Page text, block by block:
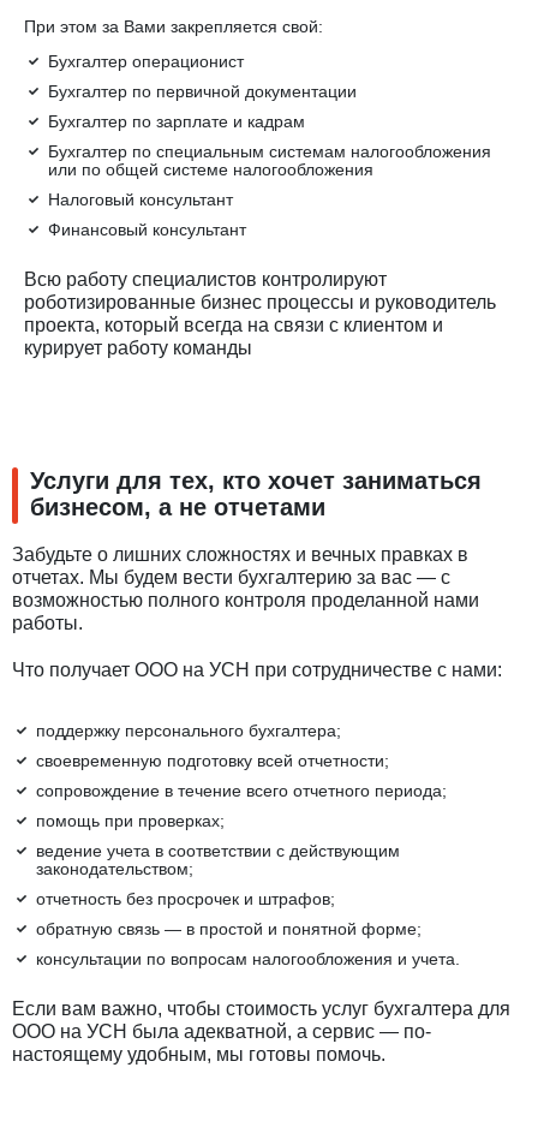
При этом за Вами закрепляется свой:
Бухгалтер операционист
Бухгалтер по первичной документации
Бухгалтер по зарплате и кадрам
Бухгалтер по специальным системам налогообложения
или по общей системе налогообложения
Налоговый консультант
Финансовый консультант
Всю работу специалистов контролируют
роботизированные бизнес процессы и руководитель
проекта, который всегда на связи с клиентом и
курирует работу команды
Услуги для тех, кто хочет заниматься
бизнесом, а не отчетами
Забудьте о лишних сложностях и вечных правках в
отчетах. Мы будем вести бухгалтерию за вас — с
возможностью полного контроля проделанной нами
работы.
Что получает ООО на УСН при сотрудничестве с нами:
поддержку персонального бухгалтера;
своевременную подготовку всей отчетности;
сопровождение в течение всего отчетного периода;
помощь при проверках;
ведение учета в соответствии с действующим
законодательством;
отчетность без просрочек и штрафов;
обратную связь — в простой и понятной форме;
консультации по вопросам налогообложения и учета.
Если вам важно, чтобы стоимость услуг бухгалтера для
ООО на УСН была адекватной, а сервис — по-
настоящему удобным, мы готовы помочь.